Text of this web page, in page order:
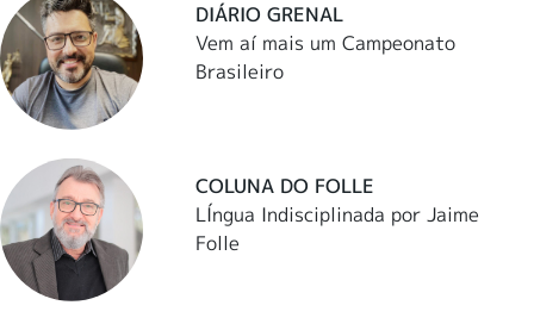
DIÁRIO GRENAL
Vem aí mais um Campeonato
Brasileiro
COLUNA DO FOLLE
LÍngua Indisciplinada por Jaime
Folle